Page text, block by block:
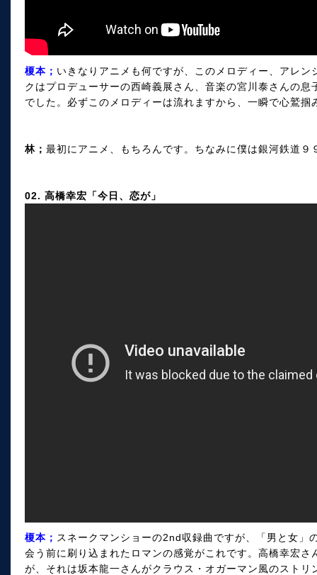
榎本； いきなりアニメも何ですが、このメロディー、アレ
クはプロデューサーの西崎義展さん、音楽の宮川泰さんの
でした。必ずこのメロディーは流れますから、一瞬で心鷲
林； 最初にアニメ、もちろんです。ちなみに僕は銀河鉄道９
02. 高橋幸宏「今日、恋が」
榎本； スネークマンショーの2nd収録曲ですが、「男と女」
会う前に刷り込まれたロマンの感覚がこれです。高橋幸宏
が、それは坂本龍一さんがクラウス・オガーマン風のスト